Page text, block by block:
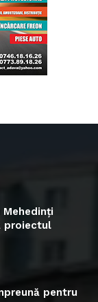
Mehedinți
proiectul
pentru